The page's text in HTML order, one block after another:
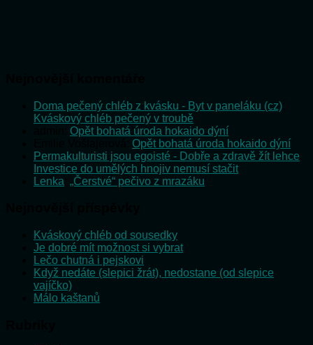
Doma pečený chléb z kvásku - Byt v paneláku (cz)
Kváskový chléb pečený v troubě
Opět bohatá úroda hokaido dýní
Opět bohatá úroda hokaido dýní
Permakulturisti jsou egoisté - Dobře a zdravě žít lehce
Investice do umělých hnojiv nemusí stačit
Lenka „Čerstvé“ pečivo z mrazáku
Kváskový chléb od sousedky
Je dobré mít možnost si vybrat
Lečo chutná i pejskovi
Když nedáte (slepici žrát), nedostane (od slepice
vajíčko)
Málo kaštanů